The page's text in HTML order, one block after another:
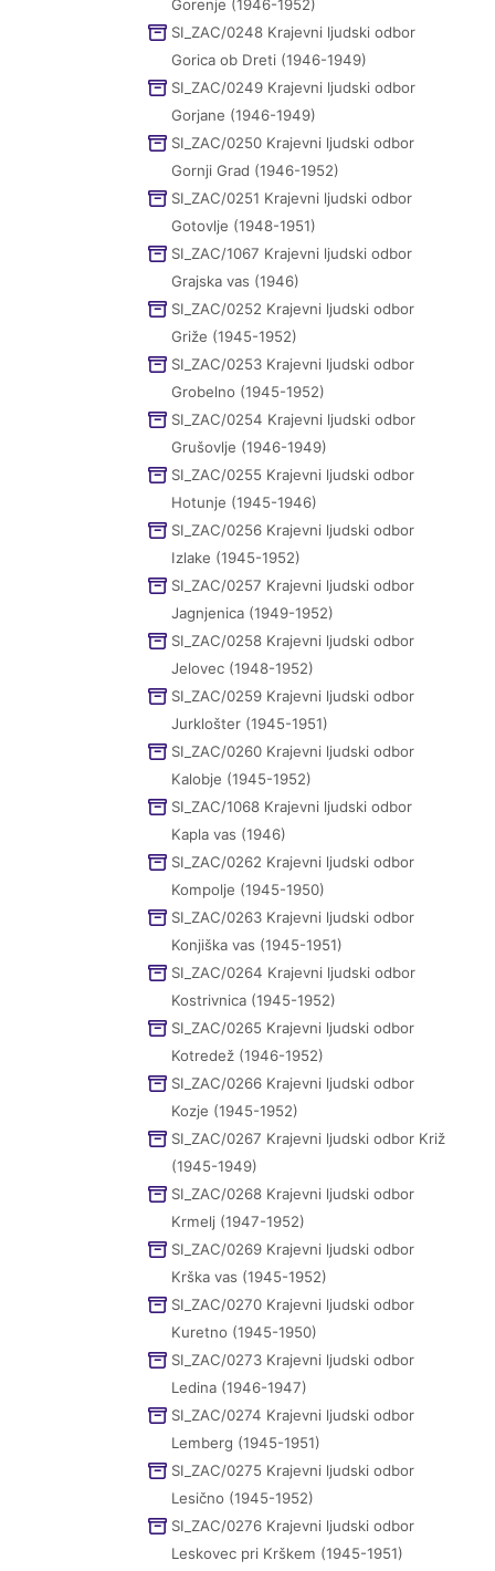
Gorenje (1946-1952)
SI_ZAC/0248 Krajevni ljudski odbor
Gorica ob Dreti (1946-1949)
SI_ZAC/0249 Krajevni ljudski odbor
Gorjane (1946-1949)
SI_ZAC/0250 Krajevni ljudski odbor
Gornji Grad (1946-1952)
SI_ZAC/0251 Krajevni ljudski odbor
Gotovlje (1948-1951)
SI_ZAC/1067 Krajevni ljudski odbor
Grajska vas (1946)
SI_ZAC/0252 Krajevni ljudski odbor
Griže (1945-1952)
SI_ZAC/0253 Krajevni ljudski odbor
Grobelno (1945-1952)
SI_ZAC/0254 Krajevni ljudski odbor
Grušovlje (1946-1949)
SI_ZAC/0255 Krajevni ljudski odbor
Hotunje (1945-1946)
SI_ZAC/0256 Krajevni ljudski odbor
Izlake (1945-1952)
SI_ZAC/0257 Krajevni ljudski odbor
Jagnjenica (1949-1952)
SI_ZAC/0258 Krajevni ljudski odbor
Jelovec (1948-1952)
SI_ZAC/0259 Krajevni ljudski odbor
Jurklošter (1945-1951)
SI_ZAC/0260 Krajevni ljudski odbor
Kalobje (1945-1952)
SI_ZAC/1068 Krajevni ljudski odbor
Kapla vas (1946)
SI_ZAC/0262 Krajevni ljudski odbor
Kompolje (1945-1950)
SI_ZAC/0263 Krajevni ljudski odbor
Konjiška vas (1945-1951)
SI_ZAC/0264 Krajevni ljudski odbor
Kostrivnica (1945-1952)
SI_ZAC/0265 Krajevni ljudski odbor
Kotredež (1946-1952)
SI_ZAC/0266 Krajevni ljudski odbor
Kozje (1945-1952)
SI_ZAC/0267 Krajevni ljudski odbor Križ
(1945-1949)
SI_ZAC/0268 Krajevni ljudski odbor
Krmelj (1947-1952)
SI_ZAC/0269 Krajevni ljudski odbor
Krška vas (1945-1952)
SI_ZAC/0270 Krajevni ljudski odbor
Kuretno (1945-1950)
SI_ZAC/0273 Krajevni ljudski odbor
Ledina (1946-1947)
SI_ZAC/0274 Krajevni ljudski odbor
Lemberg (1945-1951)
SI_ZAC/0275 Krajevni ljudski odbor
Lesično (1945-1952)
SI_ZAC/0276 Krajevni ljudski odbor
Leskovec pri Krškem (1945-1951)